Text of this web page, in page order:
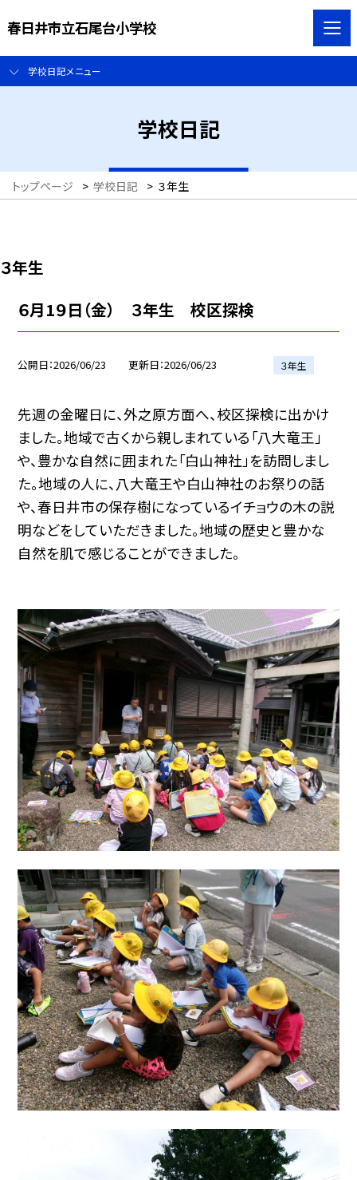
春日井市立石尾台小学校
学校日記メニュー
学校日記
トップページ > 学校日記 > ３年生
３年生
６月1９日（金） ３年生 校区探検
公開日 2026/06/23 更新日 2026/06/23 ３年生
先週の金曜日に、外之原方面へ、校区探検に出かけ
ました。地域で古くから親しまれている「八大竜王」
や、豊かな自然に囲まれた「白山神社」を訪問しまし
た。地域の人に、八大竜王や白山神社のお祭りの話
や、春日井市の保存樹になっているイチョウの木の説
明などをしていただきました。地域の歴史と豊かな
自然を肌で感じることができました。